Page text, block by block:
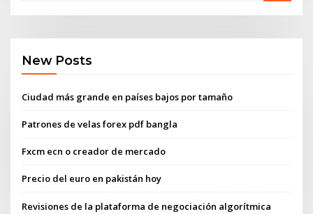
New Posts
Ciudad más grande en países bajos por tamaño
Patrones de velas forex pdf bangla
Fxcm ecn o creador de mercado
Precio del euro en pakistán hoy
Revisiones de la plataforma de negociación algorítmica